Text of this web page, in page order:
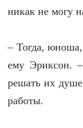
никак не могу
– Тогда, юноша,
ему Эриксон.
решать их
работы.